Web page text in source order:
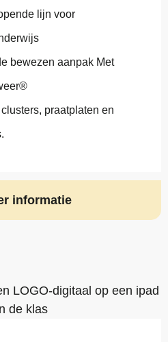
lijn voor
bewezen aanpak Met
praatplaten en
informatie